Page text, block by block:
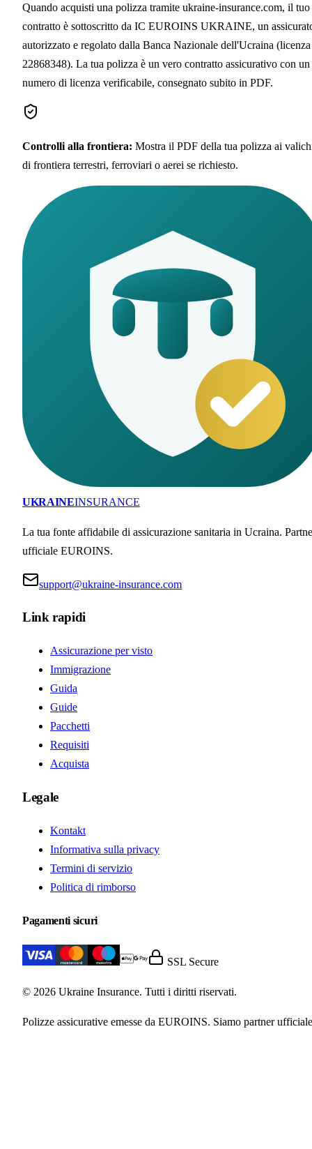
Quando acquisti una polizza tramite ukraine-insurance.com, il tuo
contratto è sottoscritto da IC EUROINS UKRAINE, un
autorizzato e regolato dalla Banca Nazionale dell'Ucraina (licenza
22868348). La tua polizza è un vero contratto assicurativo con un
numero di licenza verificabile, consegnato subito in PDF.
Controlli alla frontiera: Mostra il PDF della tua polizza ai
di frontiera terrestri, ferroviari o aerei se richiesto.
UKRAINEINSURANCE
La tua fonte affidabile di assicurazione sanitaria in Ucraina.
ufficiale EUROINS.
support@ukraine-insurance.com
Link rapidi
Assicurazione per visto
Immigrazione
Guida
Guide
Pacchetti
Requisiti
Acquista
Legale
Kontakt
Informativa sulla privacy
Termini di servizio
Politica di rimborso
Pagamenti sicuri
SSL Secure
© 2026 Ukraine Insurance. Tutti i diritti riservati.
Polizze assicurative emesse da EUROINS. Siamo partner